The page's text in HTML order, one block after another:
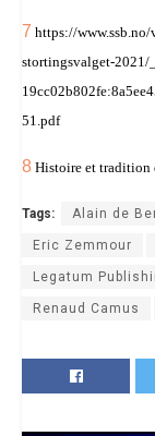
7 https://
stortingsvalget-2021/
51.pdf
8 Histoire et tradition
Tags: Alain de
Eric Zemmour
Legatum
Renaud Camus